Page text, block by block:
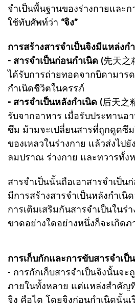
จำเป็นพื้นฐานของร่างกายและ
ใช้ทับศัพท์ว่า “จิง”
การสร้างสารจำเป็นจิงมีแหล่งก
- สารจำเป็นก่อนกำเนิด (先天之
ได้รับการถ่ายทอดจากบิดามาร
กำเนิดชีวิตในครรภ์
- สารจำเป็นหลังกำเนิด (后天之
รับจากอาหาร เมื่อรับประทานอ
ซึม ม้ามจะเปลี่ยนสารที่ถูกดูดซึ
ของเหลวในร่างกาย แล้วส่งไป
ลมปราณ ร่างกาย และทวารทั้ง
สารจำเป็นนั้นถือเอาสารจำเป็น
มีการสร้างสารจำเป็นหลังกำเนิ
การเติมเสริมกันสารจำเป็นใน
ขาดอย่างใดอย่างหนึ่งก็จะเกิดภ
การเก็บกักและการขับสารจำเป็น
- การกักเก็บสารจำเป็นจิงนั้นจะ
ภายในทั้งหลาย แต่แหล่งสำคัญ
จิง คือไต โดยจิงก่อนกำเนิดนั้น